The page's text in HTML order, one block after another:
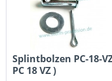
Splintbolzen PC-18-
PC 18 VZ )